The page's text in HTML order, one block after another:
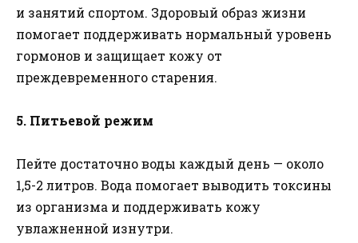
и занятий спортом. Здоровый образ жизни
помогает поддерживать нормальный уровень
гормонов и защищает кожу от
преждевременного старения.
5. Питьевой режим
Пейте достаточно воды каждый день — около
1,5-2 литров. Вода помогает выводить токсины
из организма и поддерживать кожу
увлажненной изнутри.